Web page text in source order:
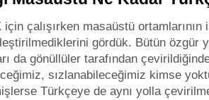
için çalışırken masaüstü
gördük. Bütün özgür
da gönüllüler tarafından
sızlanabileceğimiz kimse
Türkçeye de aynı yolla